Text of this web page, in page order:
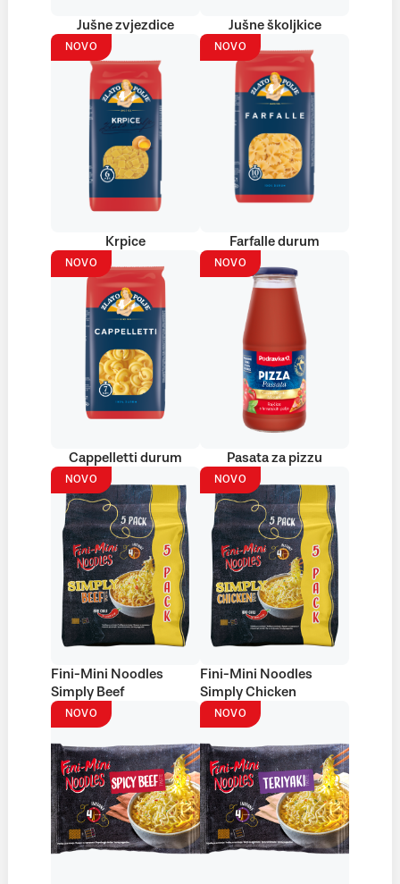
Jušne zvjezdice Jušne školjkice
NOVO
Krpice
NOVO
Farfalle durum
NOVO
Cappelletti durum
NOVO
Pasata za pizzu
NOVO
Fini-Mini Noodles
Simply Beef
NOVO
Fini-Mini Noodles
Simply Chicken
NOVO NOVO